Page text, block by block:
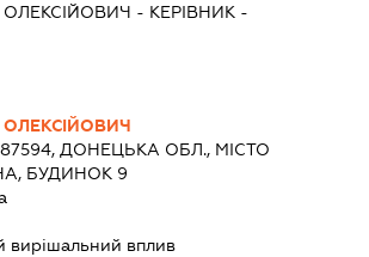
- КЕРІВНИК -
ДОНЕЦЬКА ОБЛ., МІСТО
БУДИНОК 9
вирішальний вплив